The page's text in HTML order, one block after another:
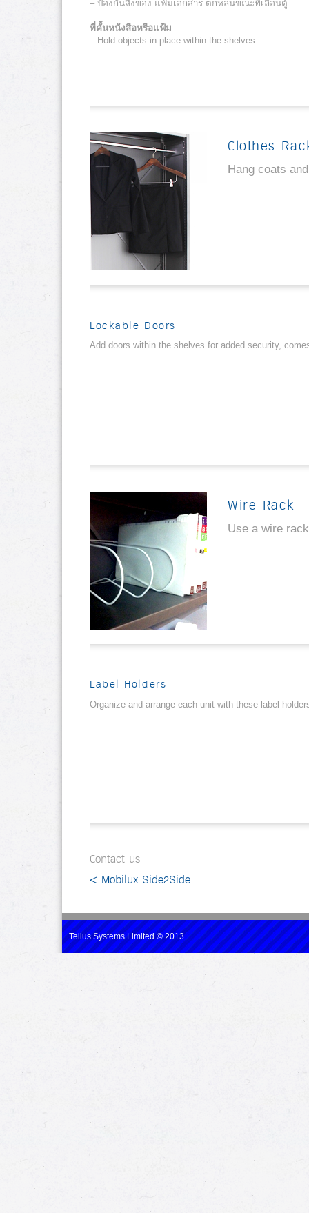
– ป้องกันสิ่งของ แฟ้มเอกสาร ตกหล่นขณะที่เลื่อนตู้
ที่คั้นหนังสือหรือแฟ้ม
– Hold objects in place within the shelves
Clothes
Hang coats
Lockable Doors
Add doors within the shelves for added security,
Wire Rack
Use a wire
Label Holders
Organize and arrange each unit with these label
Contact us
< Mobilux Side2Side
Tellus Systems Limited © 2013